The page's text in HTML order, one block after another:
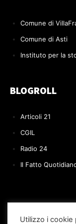
Comune di
Comune di Asti
Instituto per la
BLOGROLL
Articoli 21
CGIL
Radio 24
Il Fatto
Utilizzo i cookie